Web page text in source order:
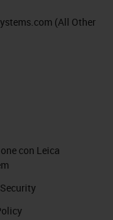
(All Other
con Leica